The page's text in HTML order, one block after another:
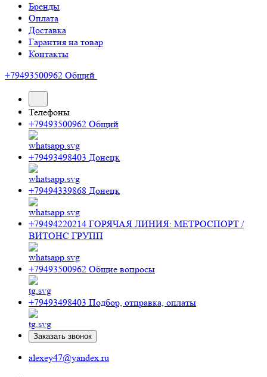
Бренды
Оплата
Доставка
Гарантия на товар
Контакты
+79493500962 Общий
Телефоны
+79493500962 Общий
+79493498403 Донецк
+79494339868 Донецк
+79494220214 ГОРЯЧАЯ ЛИНИЯ: МЕТРОСПОРТ /
ВИТОНС ГРУПП
+79493500962 Общие вопросы
+79493498403 Подбор, отправка, оплаты
Заказать звонок
alexey47@yandex.ru